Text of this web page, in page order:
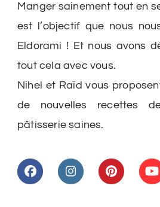
Manger sainement tout en
est l’objectif que nous
Eldorami ! Et nous avons
tout cela avec vous.
Nihel et Raïd vous
de nouvelles recettes
pâtisserie saines.